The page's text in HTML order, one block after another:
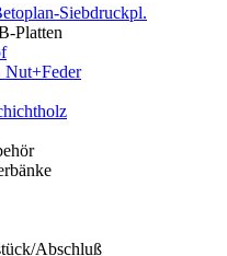
Siebdruckpl.
Platten
Abschluß